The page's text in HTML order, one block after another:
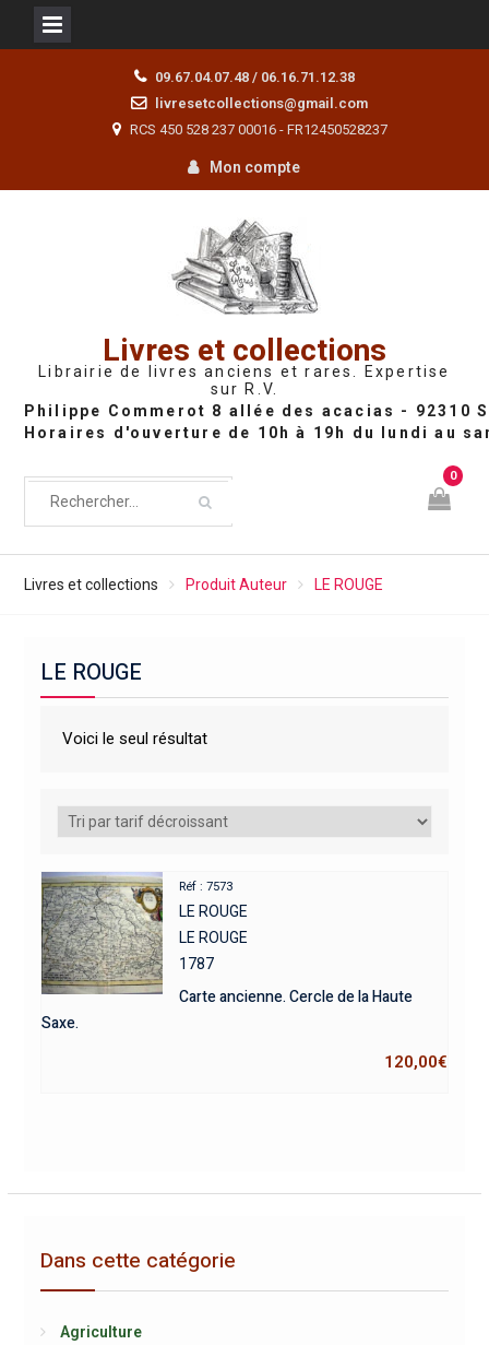
09.67.04.07.48 / 06.16.71.12.38
livresetcollections@gmail.com
RCS 450 528 237 00016 - FR12450528237
Mon compte
Livres et collections
Librairie de livres anciens et rares. Expertise
sur R.V.
0
Livres et collections Produit Auteur LE ROUGE
LE ROUGE
Voici le seul résultat
Réf : 7573
LE ROUGE
LE ROUGE
1787
Carte ancienne. Cercle de la Haute
Saxe.
120,00€
Dans cette catégorie
Agriculture